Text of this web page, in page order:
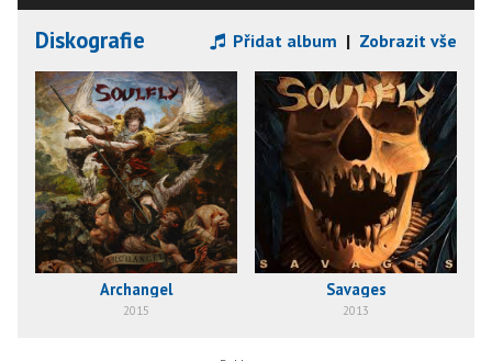
Diskografie Přidat album | Zobrazit vše
Archangel
2015
Savages
2013